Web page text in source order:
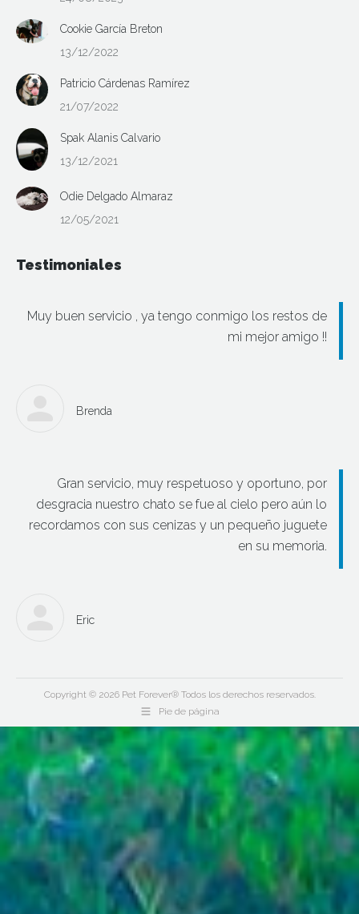
Cookie García Breton
13/12/2022
Patricio Cárdenas Ramírez
21/07/2022
Spak Alanis Calvario
13/12/2021
Odie Delgado Almaraz
12/05/2021
Testimoniales
Muy buen servicio , ya tengo conmigo los restos de
mi mejor amigo !!
Brenda
Gran servicio, muy respetuoso y oportuno, por
desgracia nuestro chato se fue al cielo pero aún lo
recordamos con sus cenizas y un pequeño juguete
en su memoria.
Eric
Copyright © 2026 Pet Forever® Todos los derechos reservados.
Pie de página